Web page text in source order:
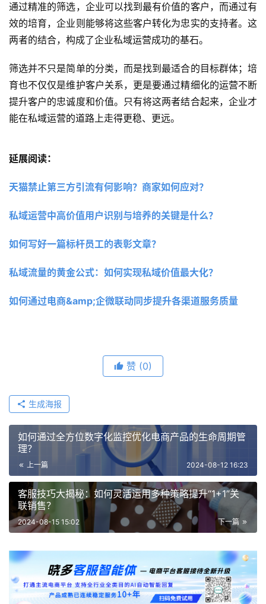
通过精准的筛选，企业可以找到最有价值的客户，而通过有
效的培育，企业则能够将这些客户转化为忠实的支持者。这
两者的结合，构成了企业私域运营成功的基石。
筛选并不只是简单的分类，而是找到最适合的目标群体；培
育也不仅仅是维护客户关系，更是要通过精细化的运营不断
提升客户的忠诚度和价值。只有将这两者结合起来，企业才
能在私域运营的道路上走得更稳、更远。
延展阅读：
天猫禁止第三方引流有何影响？商家如何应对？
私域运营中高价值用户识别与培养的关键是什么？
如何写好一篇标杆员工的表彰文章？
私域流量的黄金公式：如何实现私域价值最大化？
如何通过电商&amp;企微联动同步提升各渠道服务质量
赞 (0)
生成海报
如何通过全方位数字化监控优化电商产品的生命周期管
理？
上一篇 2024-08-12 16:23
客服技巧大揭秘：如何灵活运用多种策略提升“1+1”关
联销售？
下一篇
2024-08-15 15:02